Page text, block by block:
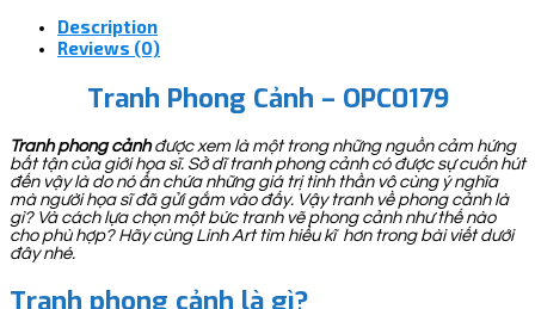
Description
Reviews (0)
Tranh Phong Cảnh – OPC0179
Tranh phong cảnhđược xem là một trong những nguồn cảm hứng
bất tận của giới họa sĩ. Sở dĩ tranh phong cảnh có được sự cuốn hút
đến vậy là do nó ẩn chứa những giá trị tinh thần vô cùng ý nghĩa
mà người họa sĩ đã gửi gắm vào đấy. Vậy tranh về phong cảnh là
gì? Và cách lựa chọn một bức tranh vẽ phong cảnh như thế nào
cho phù hợp? Hãy cùng Linh Art tìm hiểu kĩ hơn trong bài viết dưới
đây nhé.
Tranh phong cảnh là gì?